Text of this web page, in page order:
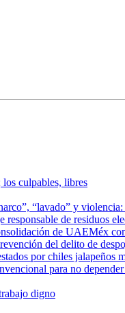
culpables, libres
“lavado” y
de residuos
de UAEMéx
del delito de
por chiles jalapeños
para no
digno